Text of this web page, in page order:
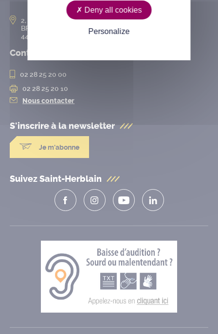
2, rue de l’Hôtel-de-Ville
BP 50167
44802 Saint-Herblain cedex
Contact
02 28 25 20 00
02 28 25 20 10
Nous contacter
S'inscrire à la newsletter
Je m'abonne
Suivez Saint-Herblain
Deny all cookies
Personalize